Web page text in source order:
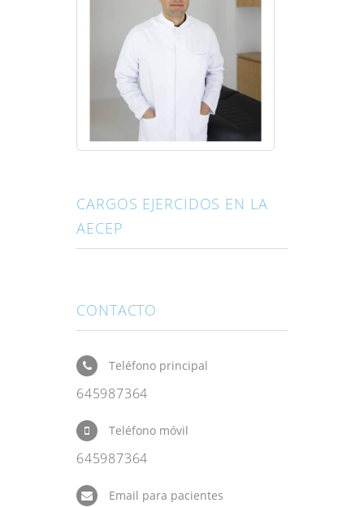
CARGOS EJERCIDOS EN LA
AECEP
CONTACTO
Teléfono principal
645987364
Teléfono móvil
645987364
Email para pacientes